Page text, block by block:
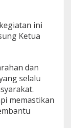
ini
Ketua
dan
selalu
memastikan